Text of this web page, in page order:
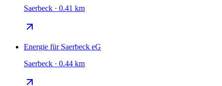
Saerbeck · 0.41 km
Energie für Saerbeck eG
Saerbeck · 0.44 km